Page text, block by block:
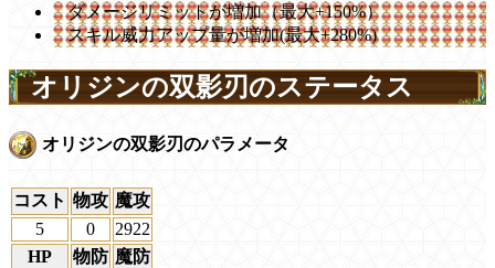
ダメージリミットが増加（最大+150%）
スキル威力アップ量が増加(最大+280%)
オリジンの双影刃のステータス
オリジンの双影刃のパラメータ
コスト 物攻 魔攻
5
0
2922
HP
物防 魔防